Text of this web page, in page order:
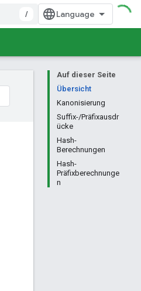
/
Auf dieser Seite
Übersicht
Kanonisierung
Suffix-/Präfixausdr
ücke
Hash-
Berechnungen
Hash-
Präfixberechnunge
n